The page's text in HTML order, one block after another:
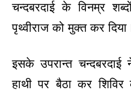
चन्दबरदाई के विनम्र
पृथ्वीराज को मुक्त कर
इसके उपरान्त
हाथी पर बैठा कर